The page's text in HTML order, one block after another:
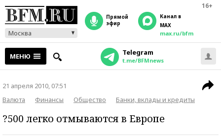
16+
Москва
прямой
эфир
Канал в
MAX
max.ru/bfm
МЕНЮ Telegram
t.me/BFMnews
21 апреля 2010, 07:51
Валюта
Финансы Общество Банки, вклады и кредиты
?500 легко отмываются в Европе